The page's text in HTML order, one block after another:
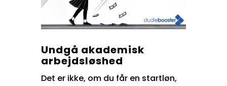
Undgå akademisk
arbejdsløshed
Det er ikke, om du får en startløn,